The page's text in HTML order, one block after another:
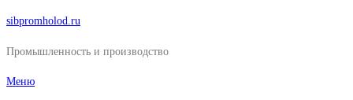
Перейти
содержимому
sibpromholod.ru
Промышленность и производство
Меню